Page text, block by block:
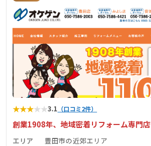
★★★★★3.1 （口コミ2件）
創業1908年、地域密着リフォーム専門店
エリア
豊田市の近郊エリア